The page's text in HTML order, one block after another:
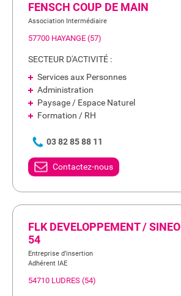
FENSCH COUP DE MAIN
Association Intermédiaire
57700 HAYANGE (57)
SECTEUR D'ACTIVITÉ :
Services aux Personnes
Administration
Paysage / Espace Naturel
Formation / RH
03 82 85 88 11
Contactez-nous
FLK DEVELOPPEMENT / SINEO
54
Entreprise d’insertion
Adhérent IAE
54710 LUDRES (54)